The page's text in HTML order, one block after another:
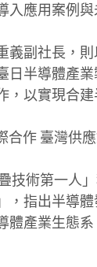
入應用案例
義副社長，
日半導體產
，以實現合建
合作 臺灣供
技術第一人
，指出半導
體產業生態